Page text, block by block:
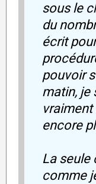
sous le
du
écrit
pouvoir
matin, je
encore
La seule
comme